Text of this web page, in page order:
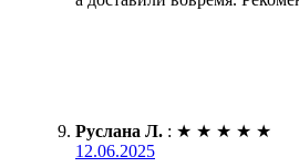
Руслана Л. : ★ ★ ★ ★ ★
12.06.2025